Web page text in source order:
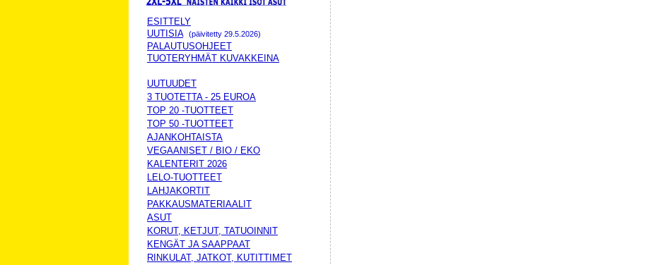
ESITTELY
UUTISIA
(päivitetty 29.5.2026)
PALAUTUSOHJEET
TUOTERYHMÄT KUVAKKEINA
UUTUUDET
3 TUOTETTA - 25 EUROA
TOP 20 -TUOTTEET
TOP 50 -TUOTTEET
AJANKOHTAISTA
VEGAANISET / BIO / EKO
KALENTERIT 2026
LELO-TUOTTEET
LAHJAKORTIT
PAKKAUSMATERIAALIT
ASUT
KORUT, KETJUT, TATUOINNIT
KENGÄT JA SAAPPAAT
RINKULAT, JATKOT, KUTITTIMET